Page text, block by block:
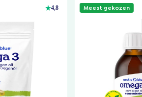
4,8 Meest gekozen